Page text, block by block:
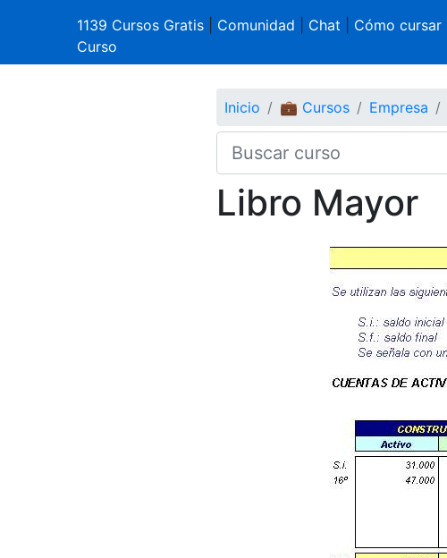
1139 Cursos Gratis Comunidad Chat Cómo cursar|
Curso
Inicio 💼 Cursos Empresa
Libro Mayor